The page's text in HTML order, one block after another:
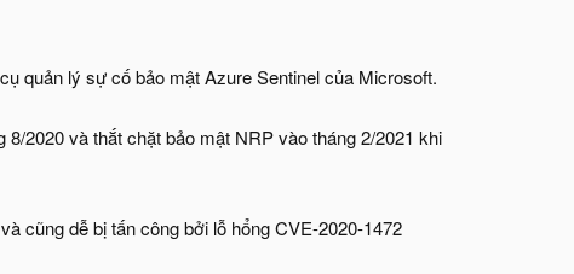
quản lý sự cố bảo mật Azure Sentinel của Microsoft.
2020 và thắt chặt bảo mật NRP vào tháng 2/2021 khi
cũng dễ bị tấn công bởi lỗ hổng CVE-2020-1472